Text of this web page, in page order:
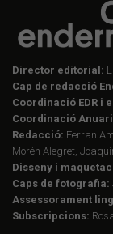
Director editorial:
Cap de redacció
Coordinació EDR i
Coordinació
Redacció: Ferran
Morén Alegret,
Disseny i
Caps de fotografia:
Assessorament
Subscripcions: